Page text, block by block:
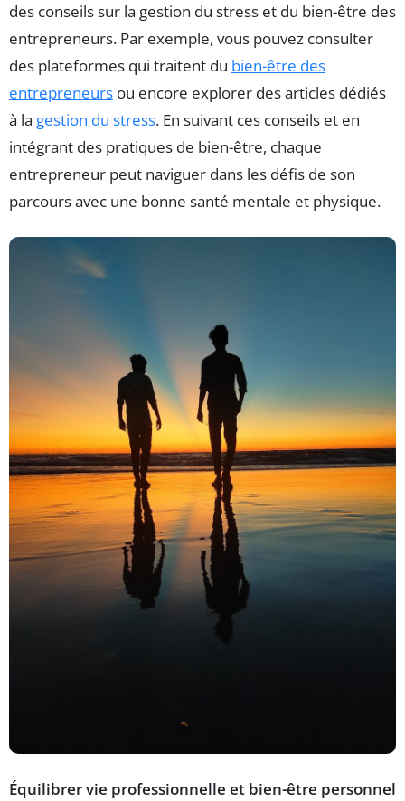
des conseils sur la gestion du stress et du bien-être des
entrepreneurs. Par exemple, vous pouvez consulter
des plateformes qui traitent du bien-être des
entrepreneurs ou encore explorer des articles dédiés
à la gestion du stress. En suivant ces conseils et en
intégrant des pratiques de bien-être, chaque
entrepreneur peut naviguer dans les défis de son
parcours avec une bonne santé mentale et physique.
Équilibrer vie professionnelle et bien-être personnel